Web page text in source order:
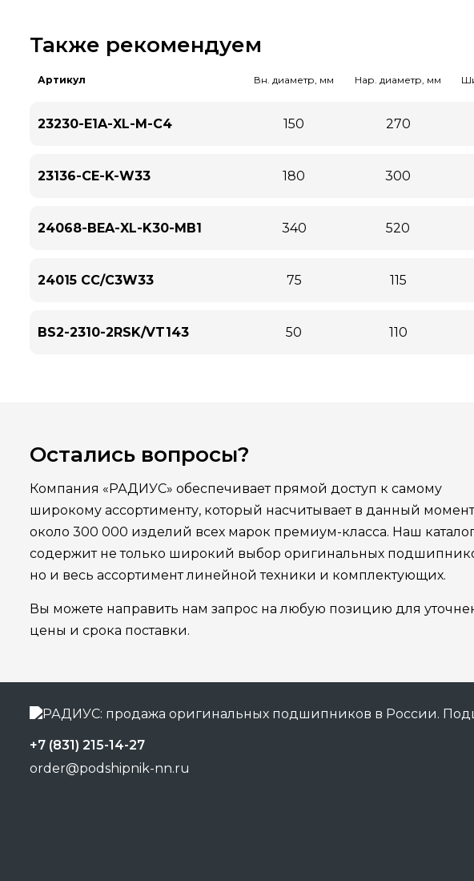
Также рекомендуем
Артикул Вн. диаметр, мм Нар. диаметр, мм
23230-E1A-XL-M-C4 150 270
23136-CE-K-W33 180 300
24068-BEA-XL-K30-MB1 340 520
24015 CC/C3W33 75 115
BS2-2310-2RSK/VT143 50 110
Остались вопросы?
Компания «РАДИУС» обеспечивает прямой доступ к самому
широкому ассортименту, который насчитывает в данный момент
около 300 000 изделий всех марок премиум-класса. Наш
содержит не только широкий выбор оригинальных
но и весь ассортимент линейной техники и комплектующих.
Вы можете направить нам запрос на любую позицию для
цены и срока поставки.
+7 (831) 215-14-27
order@podshipnik-nn.ru